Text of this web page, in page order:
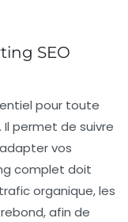
SEO
pour toute
. Il permet de suivre
vos
complet doit
organique, les
afin de